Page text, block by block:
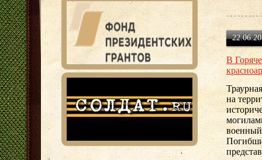
В
на
военный